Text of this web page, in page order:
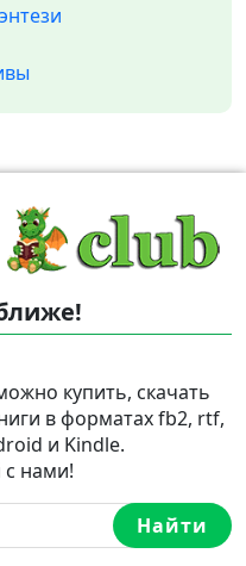
купить, скачать
в форматах fb2, rtf,
и Kindle.
с нами!
Найти